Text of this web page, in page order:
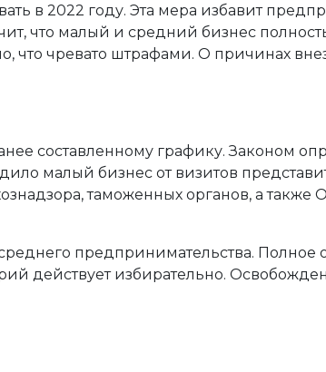
в 2022 году. Эта мера избавит
что малый и средний бизнес
что чревато штрафами. О причинах
составленному графику. Законом
малый бизнес от визитов
таможенных органов, а также
предпринимательства. Полное
действует избирательно.